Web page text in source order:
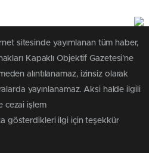
sitesinde yayımlanan tüm haber,
Kapaklı Objektif Gazetesi’ne
alıntılanamaz, izinsiz olarak
yayınlanamaz. Aksi halde ilgili
cezai işlem
gösterdikleri ilgi için teşekkür